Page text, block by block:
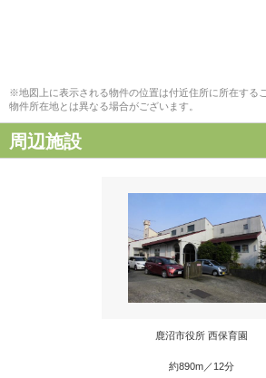
※地図上に表示される物件の位置は付近住所に所在する
物件所在地とは異なる場合がございます。
周辺施設
鹿沼市役所 西保育園
約890m／12分